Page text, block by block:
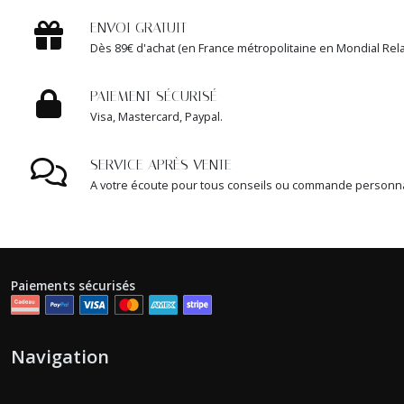
ENVOI GRATUIT
Dès 89€ d'achat (en France métropolitaine en Mondial
PAIEMENT SÉCURISÉ
Visa, Mastercard, Paypal.
SERVICE APRÈS VENTE
A votre écoute pour tous conseils ou commande
Paiements sécurisés
Navigation